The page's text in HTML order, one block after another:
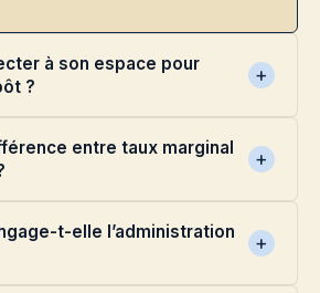
à son espace pour
?
entre taux marginal
t-elle l’administration